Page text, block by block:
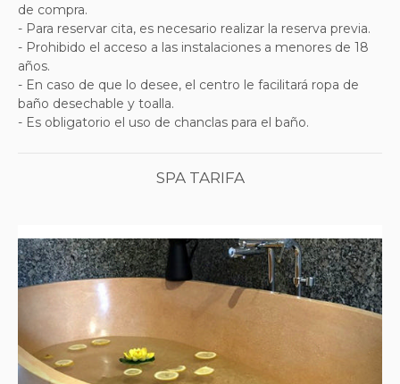
de compra.
- Para reservar cita, es necesario realizar la reserva previa.
- Prohibido el acceso a las instalaciones a menores de 18
años.
- En caso de que lo desee, el centro le facilitará ropa de
baño desechable y toalla.
- Es obligatorio el uso de chanclas para el baño.
SPA TARIFA
Previous Next